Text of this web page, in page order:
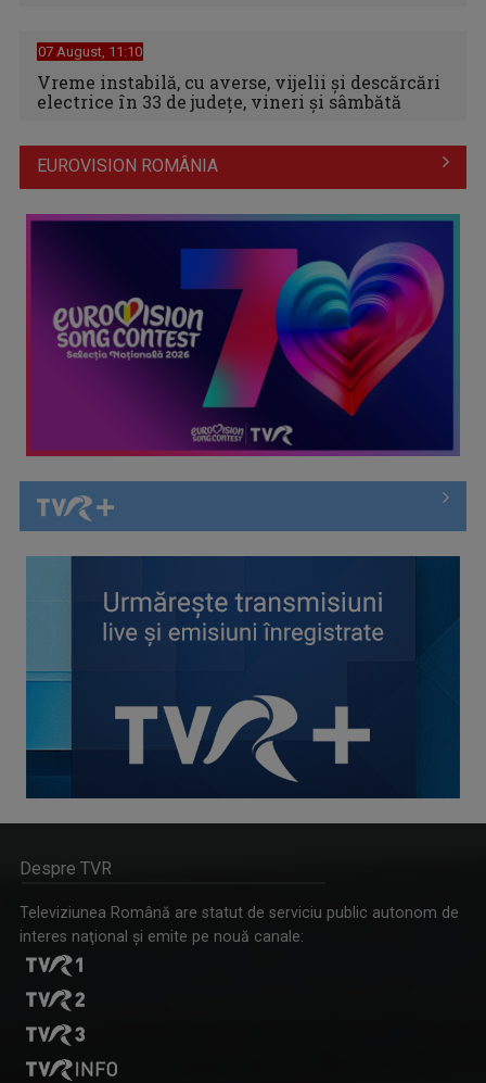
07 August, 11:10
Vreme instabilă, cu averse, vijelii şi descărcări
electrice în 33 de judeţe, vineri şi sâmbătă
EUROVISION ROMÂNIA
Despre TVR
Televiziunea Română are statut de serviciu public autonom de
interes naţional şi emite pe nouă canale: